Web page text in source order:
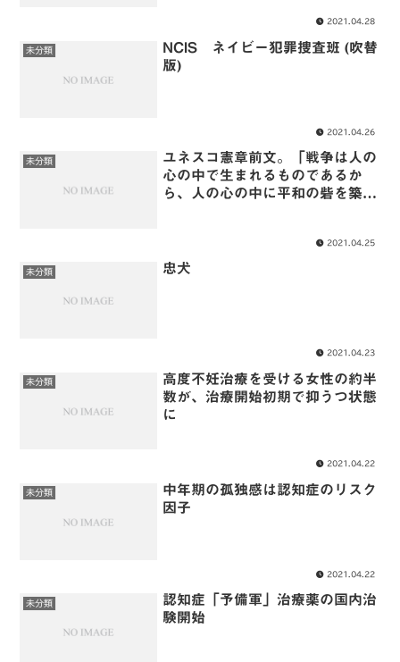
2021.04.28
未分類
NCIS ネイビー犯罪捜査班 (吹替
版)
2021.04.26
未分類
ユネスコ憲章前文。「戦争は人の
心の中で生まれるものであるか
ら、人の心の中に平和の砦を築か
2021.04.25
未分類 忠犬
2021.04.23
未分類
高度不妊治療を受ける女性の約半
数が、治療開始初期で抑うつ状態
に
2021.04.22
未分類
中年期の孤独感は認知症のリスク
因子
2021.04.22
未分類
認知症「予備軍」治療薬の国内治
験開始